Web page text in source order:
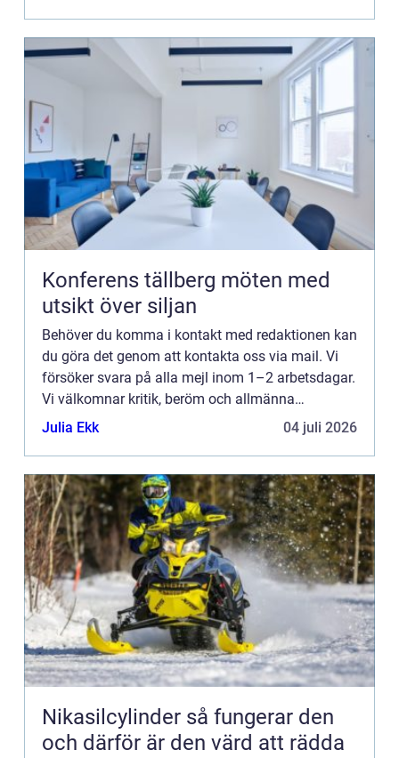
Konferens tällberg möten med
utsikt över siljan
Behöver du komma i kontakt med redaktionen kan
du göra det genom att kontakta oss via mail. Vi
försöker svara på alla mejl inom 1–2 arbetsdagar.
Vi välkomnar kritik, beröm och allmänna
kommentarer till innehållet på vår sida.
Julia Ekk 04 juli 2026
Nikasilcylinder så fungerar den
och därför är den värd att rädda